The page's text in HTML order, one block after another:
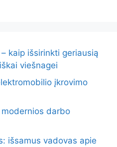
kaip išsirinkti geriausią
viešnagei
įkrovimo
darbo
išsamus vadovas apie